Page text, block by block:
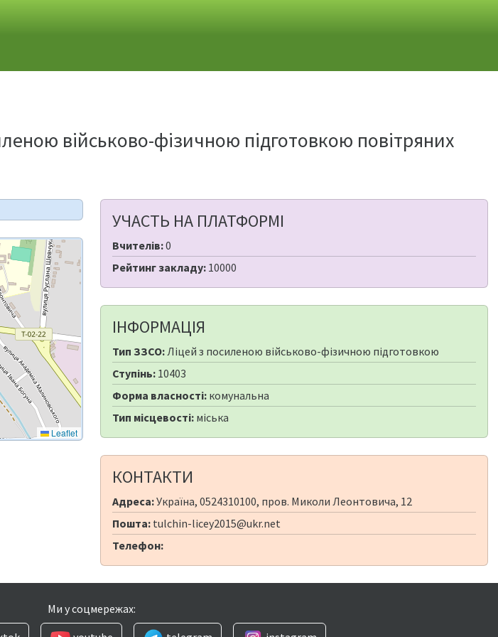
військово-фізичною підготовкою повітряних
Leaflet
УЧАСТЬ НА ПЛАТФОРМІ
Вчителів:0
Рейтинг закладу: 10000
ІНФОРМАЦІЯ
Тип ЗЗСО:Ліцей з посиленою військово-фізичною підготовкою
Ступінь: 10403
Форма власності: комунальна
Тип місцевості: міська
КОНТАКТИ
Адреса:Україна, 0524310100, пров. Миколи Леонтовича, 12
Пошта: tulchin-licey2015@ukr.net
Телефон:
Ми у соцмережах: